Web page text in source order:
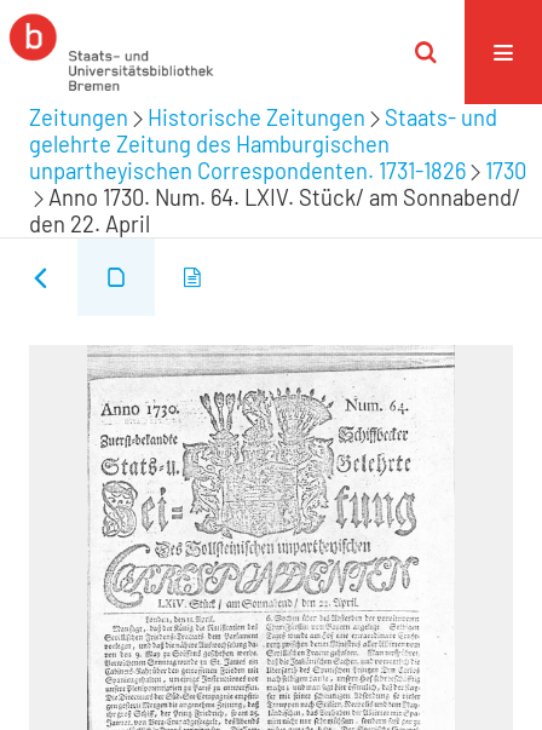
Zeitungen Historische Zeitungen
Staats- und
gelehrte Zeitung des Hamburgischen
unpartheyischen Correspondenten. 1731-1826
1730
Anno 1730. Num. 64. LXIV. Stück/ am Sonnabend/
den 22. April